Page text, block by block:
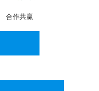
合作共赢